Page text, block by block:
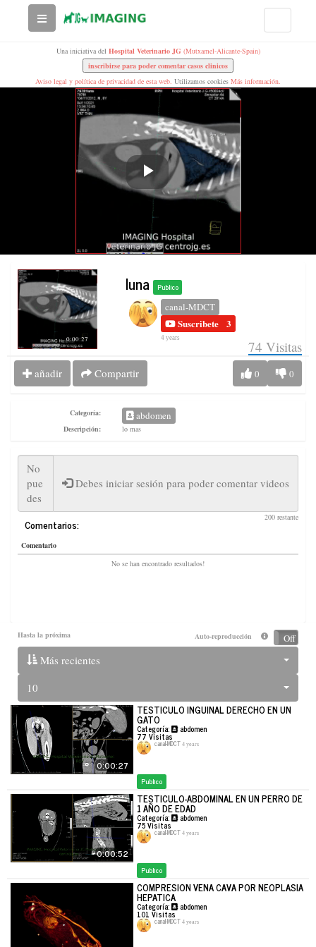
Una iniciativa del Hospital Veterinario JG(Mutxamel-Alicante-Spain)
Aviso legal y política de privacidad de esta web. Utilizamos cookies Más información.
Play
Video
0:00:27
luna Publico
canal-MDCT
Suscribete 3
4 years 74 Visitas
añadir Compartir 0
0
Categoría: abdomen
Descripción: lo mas
Debes iniciar sesión para poder comentar videos
200 restante
Comentarios:
Comentario
No se han encontrado resultados!
Hasta la próxima Auto-reproducción On Off
Más recientes
10
0:00:27
TESTICULO INGUINAL DERECHO EN UN
GATO
Categoría: abdomen
77 Visitas
canal-MDCT 4 years
Publico
0:00:52
TESTICULO-ABDOMINAL EN UN PERRO DE
1 AÑO DE EDAD
Categoría: abdomen
75Visitas
canal-MDCT 4 years
Publico
COMPRESION VENA CAVA POR NEOPLASIA
HEPATICA
Categoría: abdomen
101 Visitas
canal-MDCT 4 years